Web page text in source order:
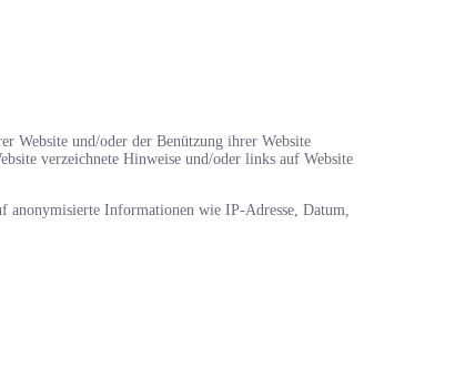
Website und/oder der Benützung ihrer Website
verzeichnete Hinweise und/oder links auf Website
anonymisierte Informationen wie IP-Adresse, Datum,